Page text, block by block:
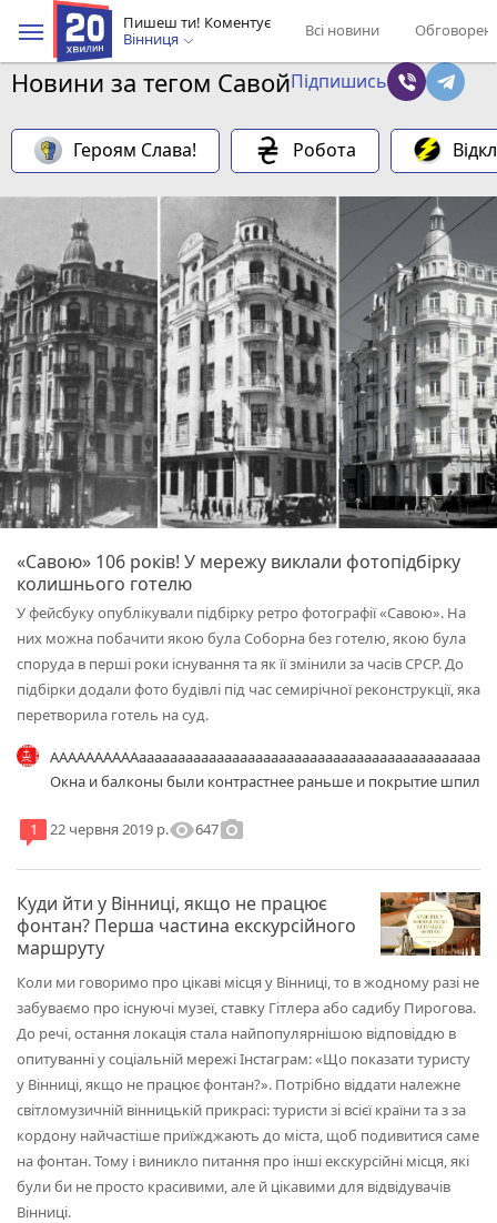
Пишеш ти! Коментує
Вінниця
Всі новини
Новини за тегом СавойПідпишись
Героям Слава! Робота
«Савою» 106 років! У мережу виклали фотопідбірку
колишнього готелю
У фейсбуку опублікували підбірку ретро фотографії «Савою». На
них можна побачити якою була Соборна без готелю, якою була
споруда в перші роки існування та як її змінили за часів СРСР. До
підбірки додали фото будівлі під час семирічної реконструкції, яка
перетворила готель на суд.
Окна и балконы были контрастнее раньше и покрытие шпиля
1 22 червня 2019 р.visibility647photo_camera
Куди йти у Вінниці, якщо не працює
фонтан? Перша частина екскурсійного
маршруту
Коли ми говоримо про цікаві місця у Вінниці, то в жодному разі не
забуваємо про існуючі музеї, ставку Гітлера або садибу Пирогова.
До речі, остання локація стала найпопулярнішою відповіддю в
опитуванні у соціальній мережі Інстаграм: «Що показати туристу
у Вінниці, якщо не працює фонтан?». Потрібно віддати належне
світломузичній вінницькій прикрасі: туристи зі всієї країни та з за
кордону найчастіше приїжджають до міста, щоб подивитися саме
на фонтан. Тому і виникло питання про інші екскурсійні місця, які
були би не просто красивими, але й цікавими для відвідувачів
Вінниці.